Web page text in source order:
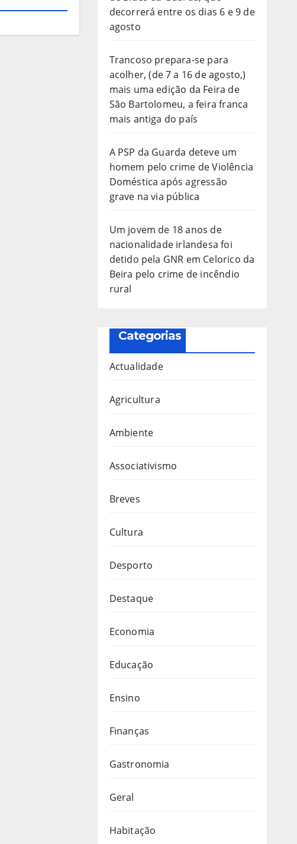
decorrerá entre os dias 6 e 9 de
agosto
Trancoso prepara-se para
acolher, (de 7 a 16 de agosto,)
mais uma edição da Feira de
São Bartolomeu, a feira franca
mais antiga do país
A PSP da Guarda deteve um
homem pelo crime de Violência
Doméstica após agressão
grave na via pública
Um jovem de 18 anos de
nacionalidade irlandesa foi
detido pela GNR em Celorico da
Beira pelo crime de incêndio
rural
Categorias
Actualidade
Agricultura
Ambiente
Associativismo
Breves
Cultura
Desporto
Destaque
Economia
Educação
Ensino
Finanças
Gastronomia
Geral
Habitação